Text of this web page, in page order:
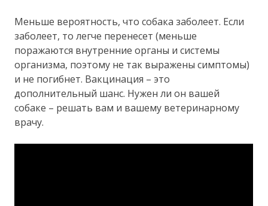
Меньше вероятность, что собака заболеет. Если
заболеет, то легче перенесет (меньше
поражаются внутренние органы и системы
организма, поэтому не так выражены симптомы)
и не погибнет. Вакцинация – это
дополнительный шанс. Нужен ли он вашей
собаке – решать вам и вашему ветеринарному
врачу.